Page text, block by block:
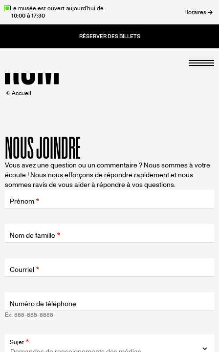
AllerLe musée est ouvert aujourd'hui de
10:00 à 17:30
Horaires
Accueil
FIL
D'ARIANE
Accueil
NOUS JOINDRE
Vous avez une question ou un commentaire ? Nous sommes à votre
écoute ! Nous nous efforçons de répondre rapidement et nous
sommes ravis de vous aider à répondre à vos questions.
Champ
d'application
Prénom
Nom de famille
d'application
Courriel
Numéro de téléphone
Ex: 888-888-8888
Sujet